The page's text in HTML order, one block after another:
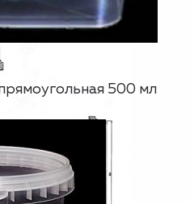
500 мл